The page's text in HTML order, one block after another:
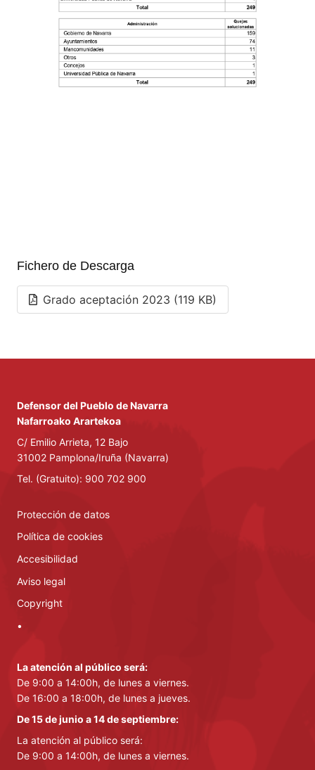
Fichero de Descarga
Grado aceptación 2023 (119 KB)
Defensor del Pueblo de Navarra
Nafarroako Arartekoa
C/ Emilio Arrieta, 12 Bajo
31002 Pamplona/Iruña (Navarra)
Tel. (Gratuito): 900 702 900
Protección de datos
Política de cookies
Accesibilidad
Aviso legal
Copyright
•
La atención al público será:
De 9:00 a 14:00h, de lunes a viernes.
De 16:00 a 18:00h, de lunes a jueves.
De 15 de junio a 14 de septiembre:
La atención al público será:
De 9:00 a 14:00h, de lunes a viernes.